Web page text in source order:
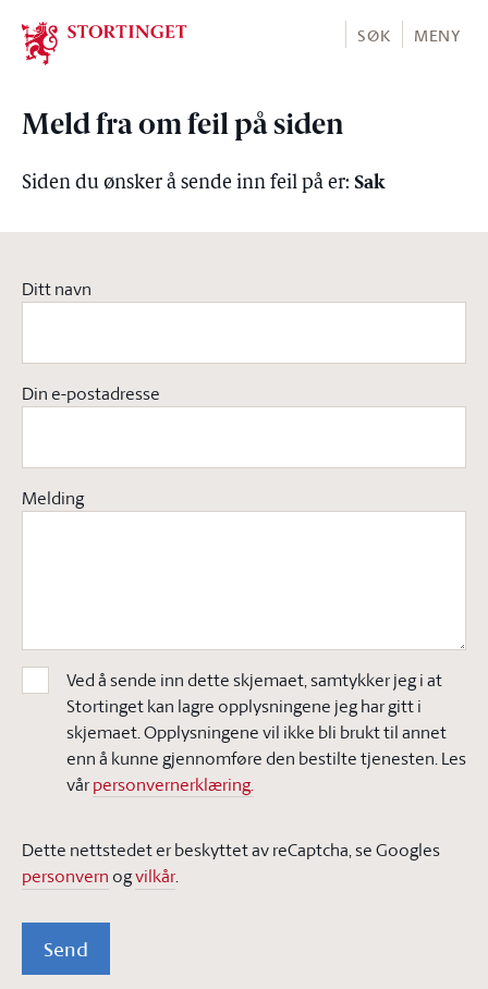
Stortinget.no
SØK MENY
Meld fra om feil på siden
Siden du ønsker å sende inn feil på er: Sak
Ditt navn
Din e-postadresse
Melding
Ved å sende inn dette skjemaet, samtykker jeg i at
Stortinget kan lagre opplysningene jeg har gitt i
skjemaet. Opplysningene vil ikke bli brukt til annet
enn å kunne gjennomføre den bestilte tjenesten. Les
vårpersonvernerklæring.
Dette nettstedet er beskyttet av reCaptcha, se Googles
personvern ogvilkår.
Send